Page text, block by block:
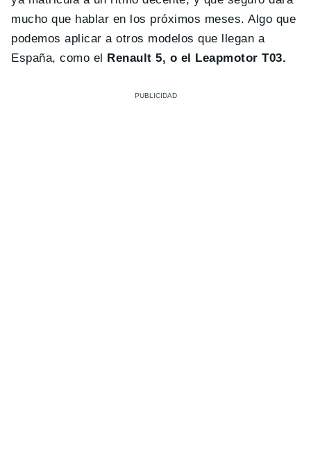
mucho que hablar en los próximos meses. Algo que
podemos aplicar a otros modelos que llegan a
España, como el Renault 5, o el Leapmotor T03.